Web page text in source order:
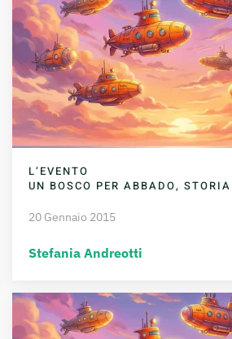
L’EVENTO
UN BOSCO PER ABBADO,
20 Gennaio 2015
Stefania Andreotti